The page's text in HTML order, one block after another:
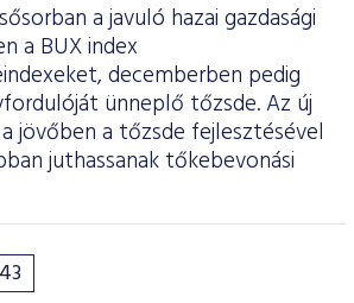
a javuló hazai gazdasági
a BUX index
decemberben pedig
ünneplő tőzsde. Az új
jövőben a tőzsde fejlesztésével
juthassanak tőkebevonási
43